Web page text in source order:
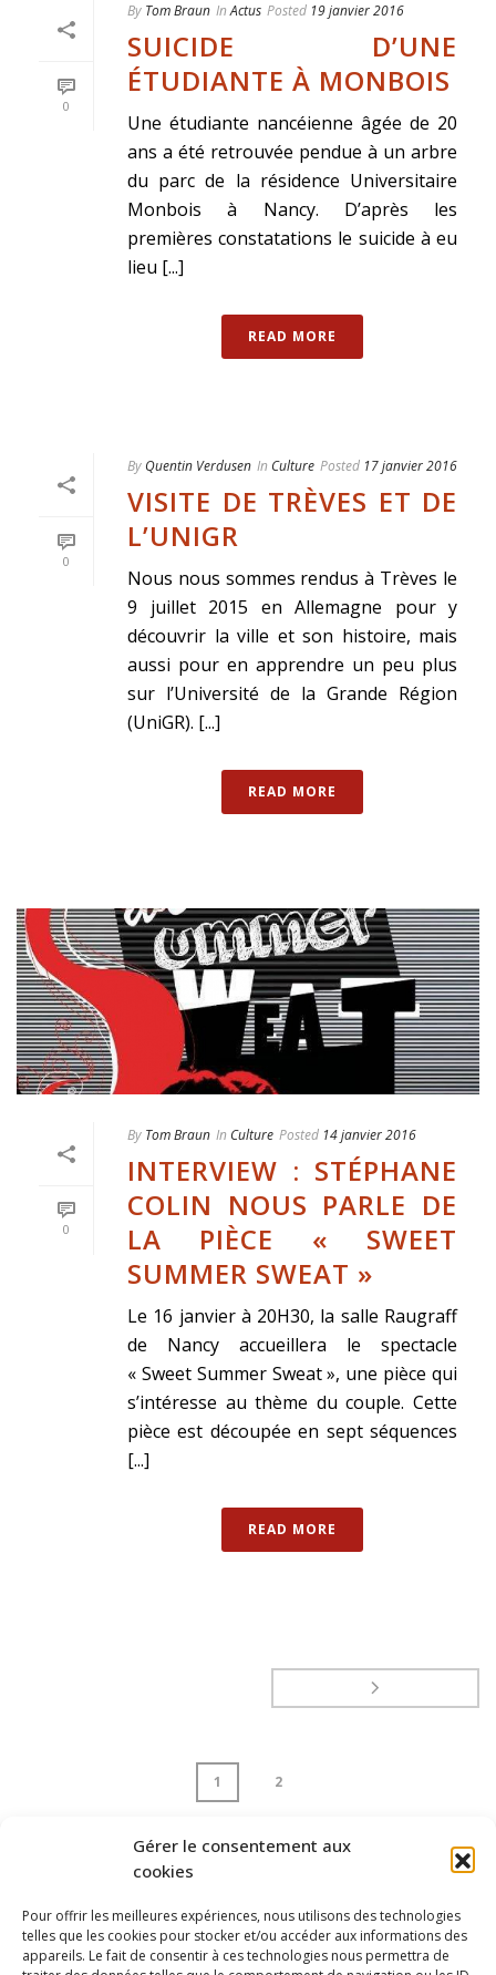
Gérer le consentement aux
cookies
Pour offrir les meilleures expériences, nous utilisons des technologies
telles que les cookies pour stocker et/ou accéder aux informations des
appareils. Le fait de consentir à ces technologies nous permettra de
0
By Tom Braun In Actus Posted 19 janvier 2016
SUICIDE D’UNE
ÉTUDIANTE À MONBOIS
Une étudiante nancéienne âgée de 20
ans a été retrouvée pendue à un arbre
du parc de la résidence Universitaire
Monbois à Nancy. D’après les
premières constatations le suicide à eu
lieu [...]
READ MORE
0
By Quentin Verdusen In Culture Posted 17 janvier 2016
VISITE DE TRÈVES ET DE
L’UNIGR
Nous nous sommes rendus à Trèves le
9 juillet 2015 en Allemagne pour y
découvrir la ville et son histoire, mais
aussi pour en apprendre un peu plus
sur l’Université de la Grande Région
(UniGR). [...]
READ MORE
0
By Tom Braun In Culture Posted 14 janvier 2016
INTERVIEW : STÉPHANE
COLIN NOUS PARLE DE
LA PIÈCE « SWEET
SUMMER SWEAT »
Le 16 janvier à 20H30, la salle Raugraff
de Nancy accueillera le spectacle
« Sweet Summer Sweat », une pièce qui
s’intéresse au thème du couple. Cette
pièce est découpée en sept séquences
[...]
READ MORE
1 2